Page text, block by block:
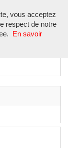
vous acceptez
respect de notre
En savoir